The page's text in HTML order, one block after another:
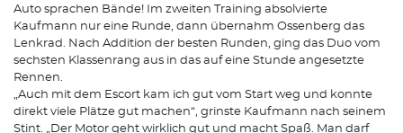
Auto sprachen Bände! Im zweiten Training absolvierte
Kaufmann nur eine Runde, dann übernahm Ossenberg das
Lenkrad. Nach Addition der besten Runden, ging das Duo vom
sechsten Klassenrang aus in das auf eine Stunde angesetzte
Rennen.
„Auch mit dem Escort kam ich gut vom Start weg und konnte
direkt viele Plätze gut machen“, grinste Kaufmann nach seinem
Stint. „Der Motor geht wirklich gut und macht Spaß. Man darf